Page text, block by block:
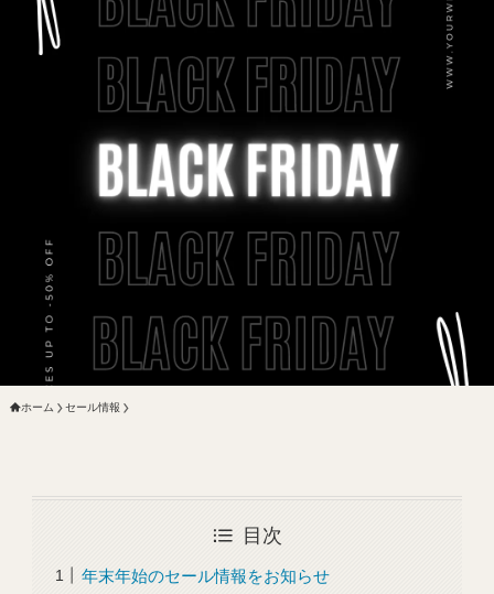
ホーム セール情報
目次
年末年始のセール情報をお知らせ